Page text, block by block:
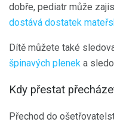
dobře, pediatr může
dostává dostatek
Dítě můžete také
špinavých plenek a
Kdy přestat
Přechod do